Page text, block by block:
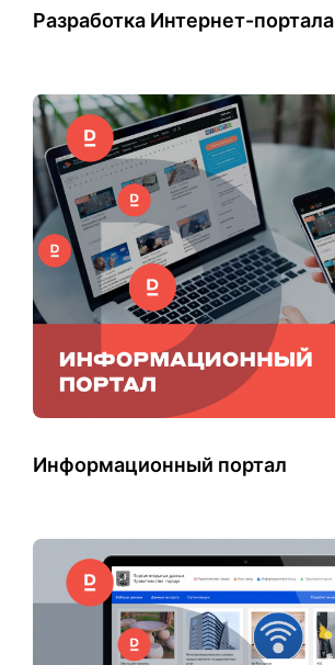
Разработка Интернет-портала
Информационный портал